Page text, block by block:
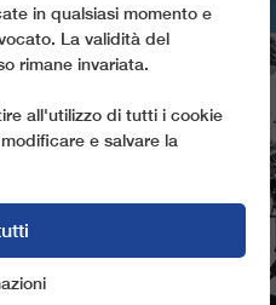
in qualsiasi momento e
La validità del
rimane invariata.
all'utilizzo di tutti i cookie
e salvare la